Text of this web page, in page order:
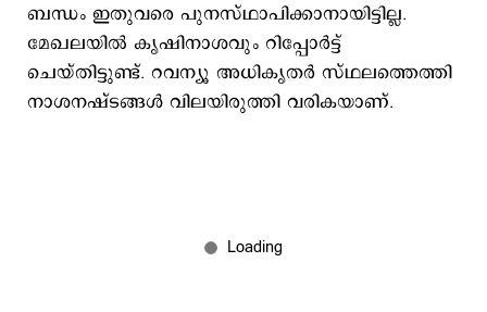
ബന്ധം ഇതുവരെ പുനസ്ഥാപിക്കാനായിട്ടില്ല. ​
മേഖലയിൽ കൃഷിനാശവും റിപ്പോർട്ട്
ചെയ്തിട്ടുണ്ട്. റവന്യൂ അധികൃതർ സ്ഥലത്തെത്തി
നാശനഷ്ടങ്ങൾ വിലയിരുത്തി വരികയാണ്.